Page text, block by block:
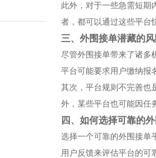
此外，对于一些急需短期
者，都可以通过这些平台
三、外围接单潜藏的
尽管外围接单带来了诸多
平台可能要求用户缴纳报
其次，平台规则不完善也
外，某些平台也可能因任
四、如何选择可靠的
选择一个可靠的外围接单
用户反馈来评估平台的可